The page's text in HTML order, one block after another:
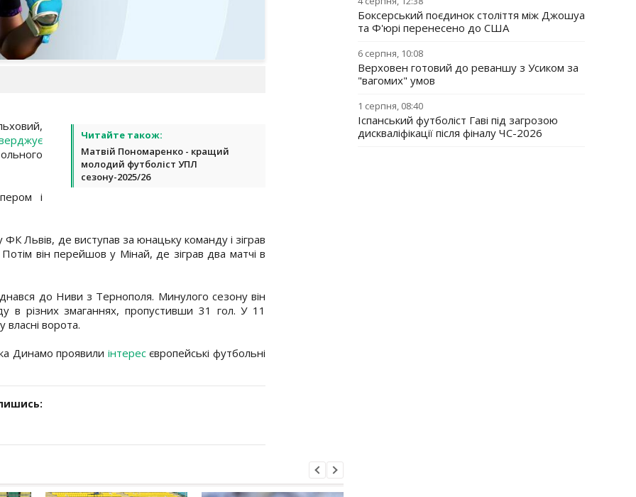
Читайте також:
Матвій Пономаренко - кращий
молодий футболіст УПЛ
сезону-2025/26
і
Львів, де виступав за юнацьку команду і зіграв
він перейшов у Мінай, де зіграв два матчі в
до Ниви з Тернополя. Минулого сезону він
в різних змаганнях, пропустивши 31 гол. У 11
власні ворота.
Динамо проявили інтересєвропейські футбольні
Боксерський поєдинок століття між Джошуа
та Ф'юрі перенесено до США
6 серпня, 10:08
Верховен готовий до реваншу з Усиком за
"вагомих" умов
1 серпня, 08:40
Іспанський футболіст Гаві під загрозою
дискваліфікації після фіналу ЧС-2026